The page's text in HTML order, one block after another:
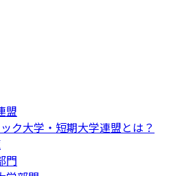
盟
ク大学・短期大学連盟とは？
門